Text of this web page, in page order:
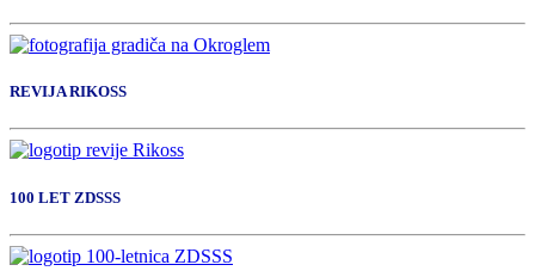
REVIJA RIKOSS
100 LET ZDSSS